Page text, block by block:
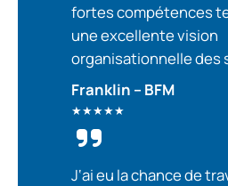
fortes compétences
une excellente vision
organisationnelle des
Franklin – BFM
★★★★★
J‘ai eu la chance de